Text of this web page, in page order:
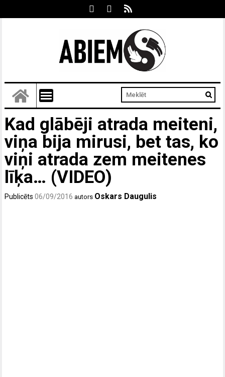
Kad glābēji atrada meiteni,
viņa bija mirusi, bet tas, ko
viņi atrada zem meitenes
līķa… (VIDEO)
Publicēts06/09/2016 autors Oskars Daugulis